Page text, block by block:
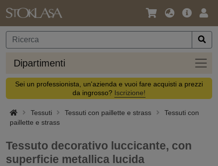
Lingua
Valuta
Offerta
Dipartimenti
Sei un professionista, un'azienda e vuoi fare acquisti a prezzi
da ingrosso? Iscrizione!
Tessuti Tessuti con paillette e strass
Tessuti con
paillette e strass
Tessuto decorativo luccicante, con
superficie metallica lucida